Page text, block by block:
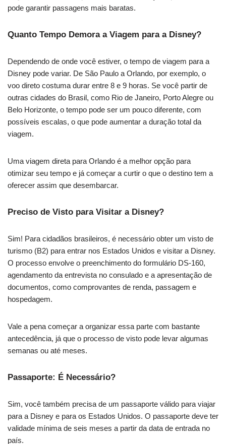
pode garantir passagens mais baratas.
Quanto Tempo Demora a Viagem para a Disney?
Dependendo de onde você estiver, o tempo de viagem para a
Disney pode variar. De São Paulo a Orlando, por exemplo, o
voo direto costuma durar entre 8 e 9 horas. Se você partir de
outras cidades do Brasil, como Rio de Janeiro, Porto Alegre ou
Belo Horizonte, o tempo pode ser um pouco diferente, com
possíveis escalas, o que pode aumentar a duração total da
viagem.
Uma viagem direta para Orlando é a melhor opção para
otimizar seu tempo e já começar a curtir o que o destino tem a
oferecer assim que desembarcar.
Preciso de Visto para Visitar a Disney?
Sim! Para cidadãos brasileiros, é necessário obter um visto de
turismo (B2) para entrar nos Estados Unidos e visitar a Disney.
O processo envolve o preenchimento do formulário DS-160,
agendamento da entrevista no consulado e a apresentação de
documentos, como comprovantes de renda, passagem e
hospedagem.
Vale a pena começar a organizar essa parte com bastante
antecedência, já que o processo de visto pode levar algumas
semanas ou até meses.
Passaporte: É Necessário?
Sim, você também precisa de um passaporte válido para viajar
para a Disney e para os Estados Unidos. O passaporte deve ter
validade mínima de seis meses a partir da data de entrada no
país.